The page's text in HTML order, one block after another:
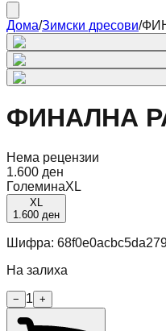
Дома/Зимски дресови/
ФИНАЛНА
Нема рецензии
1.600 ден
ГолеминаXL
XL
1.600 ден
Шифра:
На залиха
− 1 +